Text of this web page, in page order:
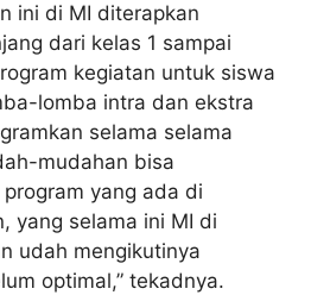
ini di MI diterapkan
dari kelas 1 sampai
kegiatan untuk siswa
lomba intra dan ekstra
selama selama
mudahan bisa
yang ada di
yang selama ini MI di
udah mengikutinya
optimal,” tekadnya.